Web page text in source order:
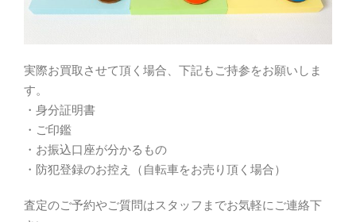
実際お買取させて頂く場合、下記もご持参をお願いしま
す。
・身分証明書
・ご印鑑
・お振込口座が分かるもの
・防犯登録のお控え（自転車をお売り頂く場合）
査定のご予約やご質問はスタッフまでお気軽にご連絡下